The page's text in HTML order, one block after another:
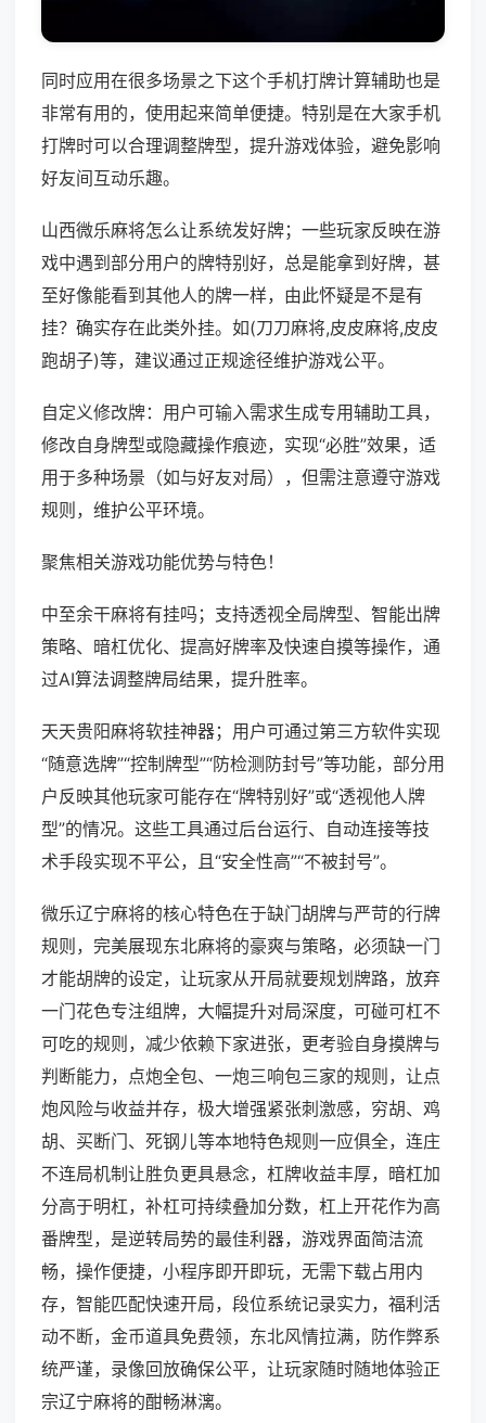
同时应用在很多场景之下这个手机打牌计算辅助也是
非常有用的，使用起来简单便捷。特别是在大家手机
打牌时可以合理调整牌型，提升游戏体验，避免影响
好友间互动乐趣。
山西微乐麻将怎么让系统发好牌；一些玩家反映在游
戏中遇到部分用户的牌特别好，总是能拿到好牌，甚
至好像能看到其他人的牌一样，由此怀疑是不是有
挂？确实存在此类外挂。如(刀刀麻将,皮皮麻将,皮皮
跑胡子)等，建议通过正规途径维护游戏公平。
自定义修改牌：用户可输入需求生成专用辅助工具，
修改自身牌型或隐藏操作痕迹，实现“必胜”效果，适
用于多种场景（如与好友对局），但需注意遵守游戏
规则，维护公平环境。
聚焦相关游戏功能优势与特色！
中至余干麻将有挂吗；支持透视全局牌型、智能出牌
策略、暗杠优化、提高好牌率及快速自摸等操作，通
过AI算法调整牌局结果，提升胜率。
天天贵阳麻将软挂神器；用户可通过第三方软件实现
“随意选牌”“控制牌型”“防检测防封号”等功能，部分用
户反映其他玩家可能存在“牌特别好”或“透视他人牌
型”的情况。这些工具通过后台运行、自动连接等技
术手段实现不平公，且“安全性高”“不被封号”。
微乐辽宁麻将的核心特色在于缺门胡牌与严苛的行牌
规则，完美展现东北麻将的豪爽与策略，必须缺一门
才能胡牌的设定，让玩家从开局就要规划牌路，放弃
一门花色专注组牌，大幅提升对局深度，可碰可杠不
可吃的规则，减少依赖下家进张，更考验自身摸牌与
判断能力，点炮全包、一炮三响包三家的规则，让点
炮风险与收益并存，极大增强紧张刺激感，穷胡、鸡
胡、买断门、死钢儿等本地特色规则一应俱全，连庄
不连局机制让胜负更具悬念，杠牌收益丰厚，暗杠加
分高于明杠，补杠可持续叠加分数，杠上开花作为高
番牌型，是逆转局势的最佳利器，游戏界面简洁流
畅，操作便捷，小程序即开即玩，无需下载占用内
存，智能匹配快速开局，段位系统记录实力，福利活
动不断，金币道具免费领，东北风情拉满，防作弊系
统严谨，录像回放确保公平，让玩家随时随地体验正
宗辽宁麻将的酣畅淋漓。